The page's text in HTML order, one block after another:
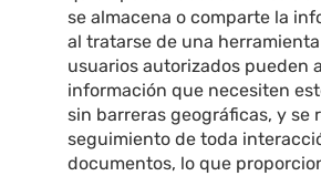
se almacena o comparte la
al tratarse de una
usuarios autorizados pueden
información que necesiten
sin barreras geográficas, y se
seguimiento de toda
documentos, lo que